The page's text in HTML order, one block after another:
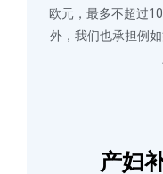
欧元，最多不超过
外，我们也承担例
产妇